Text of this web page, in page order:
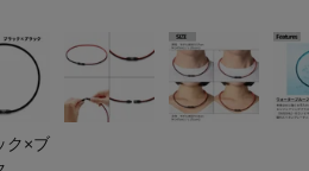
ク×ブ